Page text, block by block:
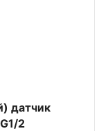
датчик
2